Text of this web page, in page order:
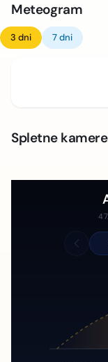
Meteogram
3 dni 7 dni
Spletne